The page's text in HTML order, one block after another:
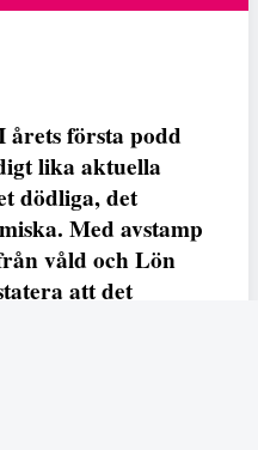
första podd
lika aktuella
dödliga, det
Med avstamp
våld och Lön
att det